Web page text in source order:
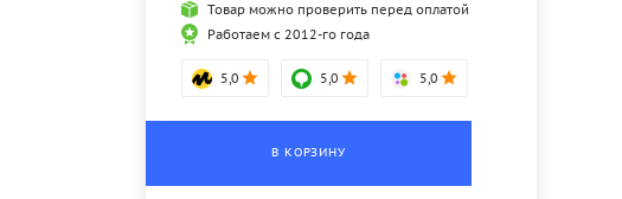
Товар можно проверить перед оплатой
Работаем с 2012-го года
5,0 5,0 5,0
В КОРЗИНУ